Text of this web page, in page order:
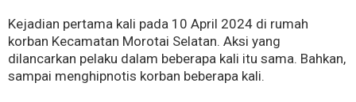
Kejadian pertama kali pada 10 April 2024 di rumah
korban Kecamatan Morotai Selatan. Aksi yang
dilancarkan pelaku dalam beberapa kali itu sama. Bahkan,
sampai menghipnotis korban beberapa kali.